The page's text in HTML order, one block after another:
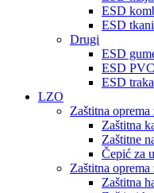
ESD
ESD
Drugi
ESD
ESD
ESD
LZO
Zaštitna oprema
Zaštitna
Zaštitne
Čepić za
Zaštitna
Zaštitna